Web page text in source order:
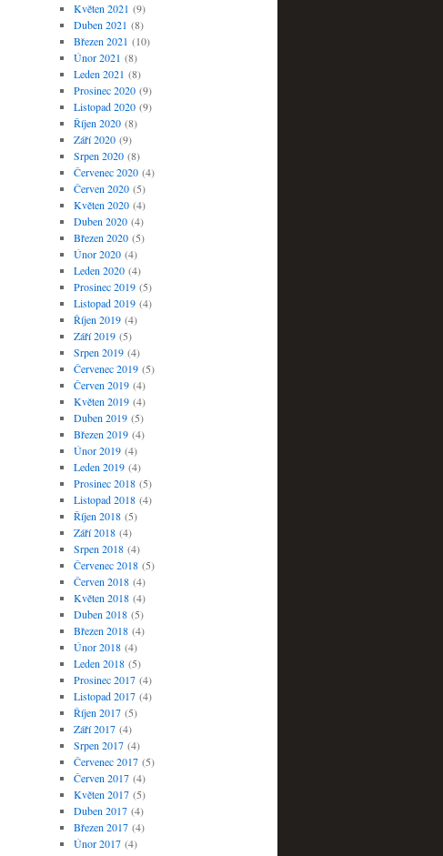
Květen 2021 (9)
Duben 2021 (8)
Březen 2021 (10)
Únor 2021 (8)
Leden 2021 (8)
Prosinec 2020(9)
Listopad 2020(9)
Říjen 2020(8)
Září 2020(9)
Srpen 2020(8)
Červenec 2020(4)
Červen 2020(5)
Květen 2020(4)
Duben 2020(4)
Březen 2020(5)
Únor 2020(4)
Leden 2020(4)
Prosinec 2019(5)
Listopad 2019(4)
Říjen 2019(4)
Září 2019(5)
Srpen 2019(4)
Červenec 2019(5)
Červen 2019(4)
Květen 2019(4)
Duben 2019(5)
Březen 2019(4)
Únor 2019(4)
Leden 2019(4)
Prosinec 2018(5)
Listopad 2018(4)
Říjen 2018(5)
Září 2018(4)
Srpen 2018(4)
Červenec 2018(5)
Červen 2018(4)
Květen 2018(4)
Duben 2018(5)
Březen 2018(4)
Únor 2018(4)
Leden 2018(5)
Prosinec 2017(4)
Listopad 2017(4)
Říjen 2017(5)
Září 2017(4)
Srpen 2017(4)
Červenec 2017(5)
Červen 2017(4)
Květen 2017(5)
Duben 2017(4)
Březen 2017(4)
Únor 2017(4)